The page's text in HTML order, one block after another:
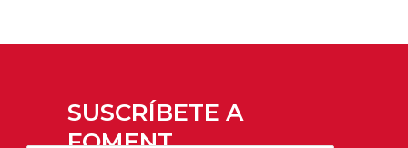
SUSCRÍBETE A
FOMENT